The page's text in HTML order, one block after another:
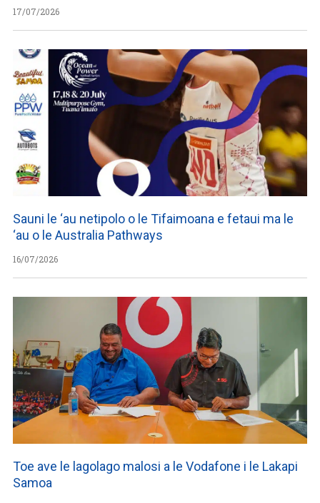
17/07/2026
Sauni le ‘au netipolo o le Tifaimoana e fetaui ma le
‘au o le Australia Pathways
16/07/2026
Toe ave le lagolago malosi a le Vodafone i le Lakapi
Samoa